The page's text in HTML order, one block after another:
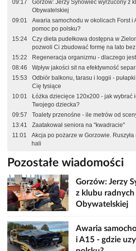
09:17
Gorzów: Jerzy Synowiec wyrzucony z
Obywatelskiej
09:01
Awaria samochodu w okolicach Forst i
pomoc po polsku?
15:24
Czy dieta pudełkowa dostępna w
pozwoli Ci zbudować formę na lato
15:22
Regeneracja organizmu - dlaczego
08:46
Wpływ jakości sit na efektywność
15:53
Odbiór balkonu, tarasu i loggii -
Cię tysiące
10:01
Łóżka dziecięce 120x200 - jak wybrać
Twojego dziecka?
09:57
Toalety przenośne - ile metrów od
13:41
Zaatakował seniora na "kwadracie"
11:01
Akcja po pożarze w Gorzowie.
hali
Pozostałe wiadomości
Gorzów: Jerzy
z klubu radnych
Obywatelskiej
Awaria
i A15 - gdzie